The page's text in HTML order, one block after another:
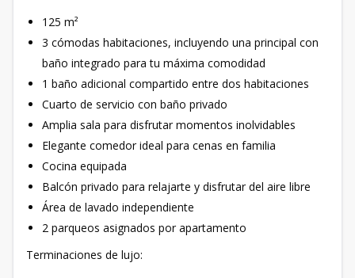
125 m²
3 cómodas habitaciones, incluyendo una principal con
baño integrado para tu máxima comodidad
1 baño adicional compartido entre dos habitaciones
Cuarto de servicio con baño privado
Amplia sala para disfrutar momentos inolvidables
Elegante comedor ideal para cenas en familia
Cocina equipada
Balcón privado para relajarte y disfrutar del aire libre
Área de lavado independiente
2 parqueos asignados por apartamento
Terminaciones de lujo: